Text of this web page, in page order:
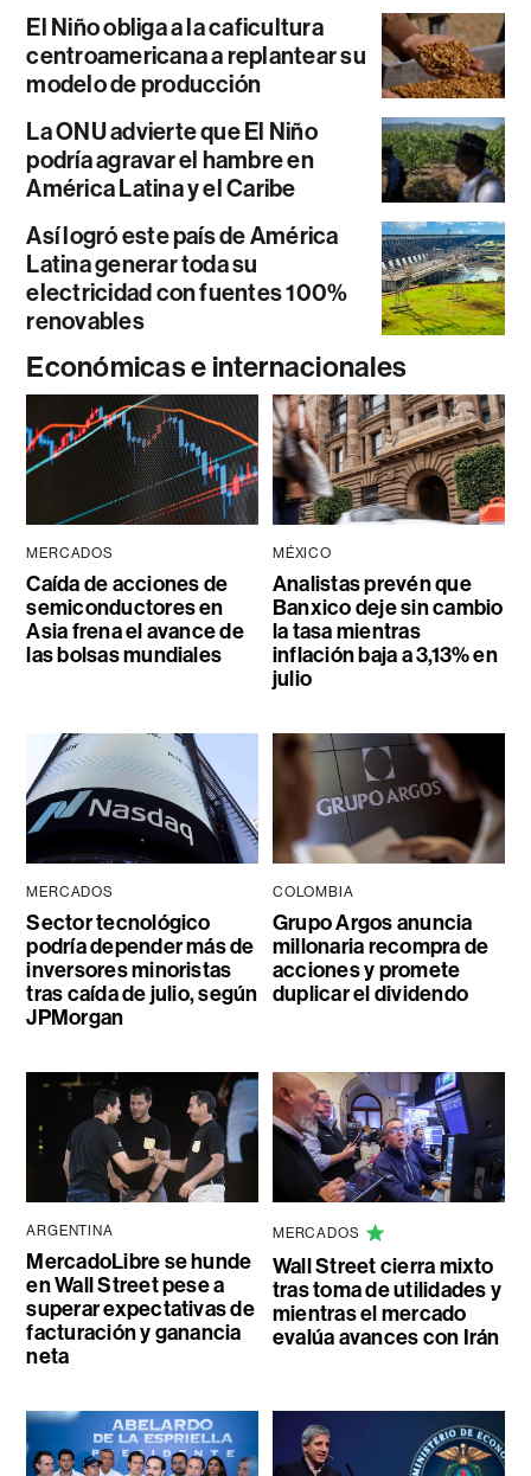
El Niño obliga a la caficultura
centroamericana a replantear su
modelo de producción
La ONU advierte que El Niño
podría agravar el hambre en
América Latina y el Caribe
Así logró este país de América
Latina generar toda su
electricidad con fuentes 100%
renovables
Económicas e internacionales
MERCADOS
Caída de acciones de
semiconductores en
Asia frena el avance de
las bolsas mundiales
MÉXICO
Analistas prevén que
Banxico deje sin cambio
la tasa mientras
inflación baja a 3,13% en
julio
MERCADOS
Sector tecnológico
podría depender más de
inversores minoristas
tras caída de julio, según
JPMorgan
COLOMBIA
Grupo Argos anuncia
millonaria recompra de
acciones y promete
duplicar el dividendo
ARGENTINA
MercadoLibre se hunde
en Wall Street pese a
superar expectativas de
facturación y ganancia
neta
MERCADOS
Wall Street cierra mixto
tras toma de utilidades y
mientras el mercado
evalúa avances con Irán